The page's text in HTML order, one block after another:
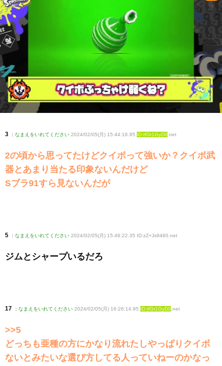
3 : なまえをいれてください 2024/02/05(月) 15:44:16.95 ID:tfGt1GyD0 .net
2の頃から思ってたけどクイボって強いか？クイボ武
器とあまり当たる印象ないんだけど
Sブラ91すら見ないんだが
5 : なまえをいれてください 2024/02/05(月) 15:46:22.35 ID:zZ+Js9460 .net
ジムとシャープいるだろ
17 : なまえをいれてください 2024/02/05(月) 16:26:14.95 ID:tfGt1GyD0.net
>>5
どっちも亜種の方にかなり流れたしやっぱりクイボ
ないとみたいな選び方してる人っていねーのかなっ